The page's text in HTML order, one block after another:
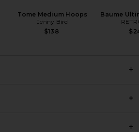
Tome Medium Hoops
Jenny Bird
$138
Baume